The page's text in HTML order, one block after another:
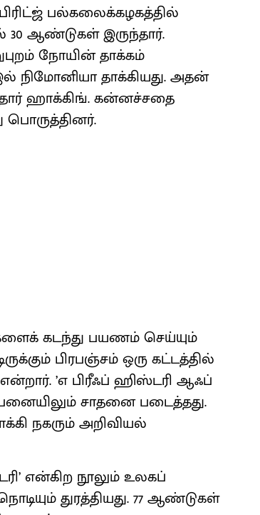
பல்கலைக்கழகத்தில்
30 ஆண்டுகள் இருந்தார்.
நோயின் தாக்கம்
நிமோனியா தாக்கியது. அதன்
ஹாக்கிங். கன்னச்சதை
பொருத்தினர்.
கடந்து பயணம் செய்யும்
பிரபஞ்சம் ஒரு கட்டத்தில்
’எ பிரீஃப் ஹிஸ்டரி ஆஃப்
சாதனை படைத்தது.
நகரும் அறிவியல்
என்கிற நூலும் உலகப்
துரத்தியது. 77 ஆண்டுகள்